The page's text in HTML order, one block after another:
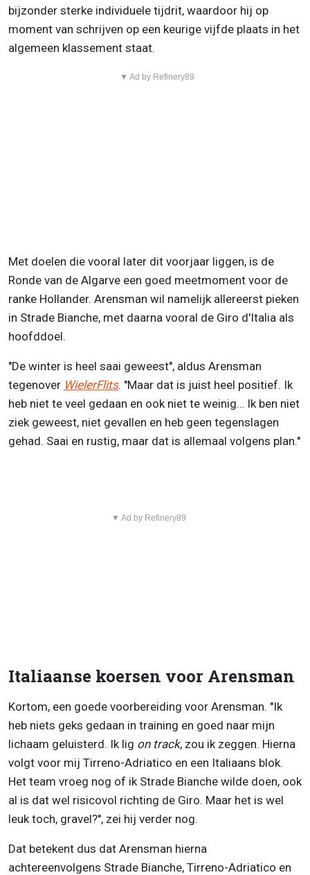
bijzonder sterke individuele tijdrit, waardoor hij op
moment van schrijven op een keurige vijfde plaats in het
algemeen klassement staat.
▼ Ad by Refinery89
Met doelen die vooral later dit voorjaar liggen, is de
Ronde van de Algarve een goed meetmoment voor de
ranke Hollander. Arensman wil namelijk allereerst pieken
in Strade Bianche, met daarna vooral de Giro d'Italia als
hoofddoel.
''De winter is heel saai geweest'', aldus Arensman
tegenover WielerFlits. ''Maar dat is juist heel positief. Ik
heb niet te veel gedaan en ook niet te weinig… Ik ben niet
ziek geweest, niet gevallen en heb geen tegenslagen
gehad. Saai en rustig, maar dat is allemaal volgens plan.''
▼ Ad by Refinery89
Italiaanse koersen voor Arensman
Kortom, een goede voorbereiding voor Arensman. ''Ik
heb niets geks gedaan in training en goed naar mijn
lichaam geluisterd. Ik lig on track, zou ik zeggen. Hierna
volgt voor mij Tirreno-Adriatico en een Italiaans blok.
Het team vroeg nog of ik Strade Bianche wilde doen, ook
al is dat wel risicovol richting de Giro. Maar het is wel
leuk toch, gravel?'', zei hij verder nog.
Dat betekent dus dat Arensman hierna
achtereenvolgens Strade Bianche, Tirreno-Adriatico en